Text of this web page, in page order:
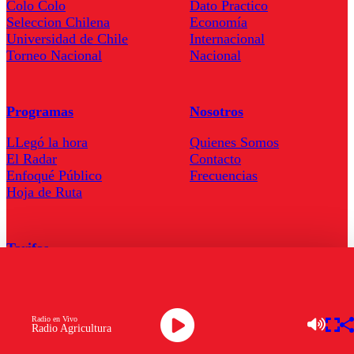
Radio Agricultura
Radio en Vivo
Colo Colo
Seleccion Chilena
Universidad de Chile
Torneo Nacional
Dato Practico
Economía
Internacional
Nacional
Programas
LLegó la hora
El Radar
Enfoqué Público
Hoja de Ruta
Nosotros
Quienes Somos
Contacto
Frecuencias
Tarifas